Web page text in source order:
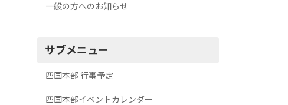
一般の方へのお知らせ
サブメニュー
四国本部 行事予定
四国本部イベントカレンダー